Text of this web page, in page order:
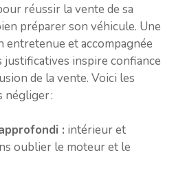
réussir la vente de sa
préparer son véhicule. Une
et accompagnée
justificatives inspire confiance
de la vente. Voici les
négliger :
: intérieur et
oublier le moteur et le